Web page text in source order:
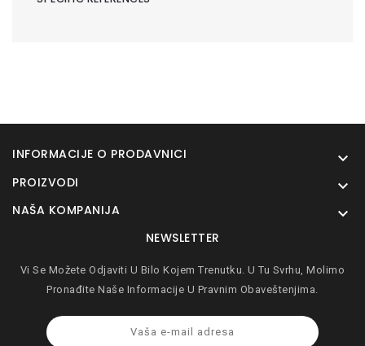
INFORMACIJE O PRODAVNICI 
PROIZVODI 
NAŠA KOMPANIJA 
NEWSLETTER
Vi Se Možete Odjaviti U Bilo Kojem Trenutku. U Tu Svrhu, Molimo
Pronađite Naše Informacije U Pravnim Obaveštenjima.